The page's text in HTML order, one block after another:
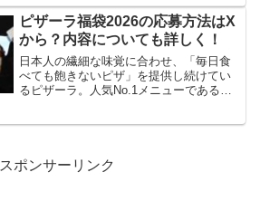
意見が聞かれます。いきなりステーキ福
袋2026の中身や、...
ピザーラ福袋2026の応募方法はX
から？内容についても詳しく！
日本人の繊細な味覚に合わせ、「毎日食
べても飽きないピザ」を提供し続けてい
るピザーラ。人気No.1メニューである
スポンサーリンク